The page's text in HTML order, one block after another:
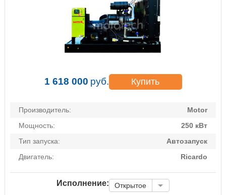
1 618 000 руб. Купить
Производитель:
Motor
Мощность:
250 кВт
Тип запуска:
Автозапуск
Двигатель:
Ricardo
Исполнение: Открытое